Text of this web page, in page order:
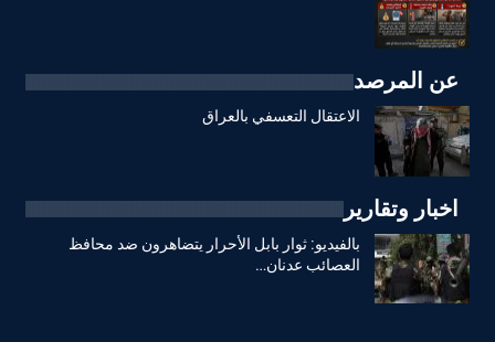
عن المرصد
الاعتقال التعسفي بالعراق
اخبار وتقارير
بالفيديو: ثوار بابل الأحرار يتضاهرون ضد محافظ
العصائب عدنان…